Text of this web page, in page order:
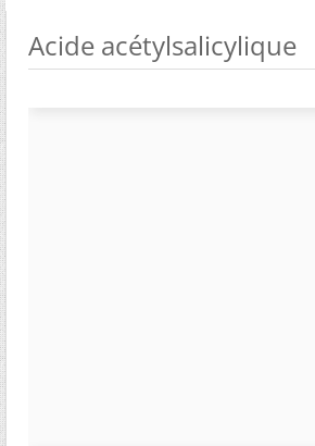
Acide acétylsalicylique